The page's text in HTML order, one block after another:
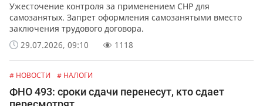
Ужесточение контроля за применением СНР для
самозанятых. Запрет оформления самозанятыми вместо
заключения трудового договора.
29.07.2026, 09:10
1118
# НОВОСТИ # НАЛОГИ
ФНО 493: сроки сдачи перенесут, кто сдает